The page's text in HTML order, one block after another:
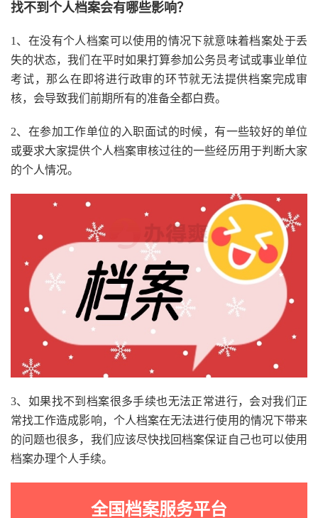
找不到个人档案会有哪些影响？
1、在没有个人档案可以使用的情况下就意味着档案处于丢
失的状态，我们在平时如果打算参加公务员考试或事业单位
考试，那么在即将进行政审的环节就无法提供档案完成审
核，会导致我们前期所有的准备全都白费。
2、在参加工作单位的入职面试的时候，有一些较好的单位
或要求大家提供个人档案审核过往的一些经历用于判断大家
的个人情况。
3、如果找不到档案很多手续也无法正常进行，会对我们正
常找工作造成影响，个人档案在无法进行使用的情况下带来
的问题也很多，我们应该尽快找回档案保证自己也可以使用
档案办理个人手续。
全国档案服务平台